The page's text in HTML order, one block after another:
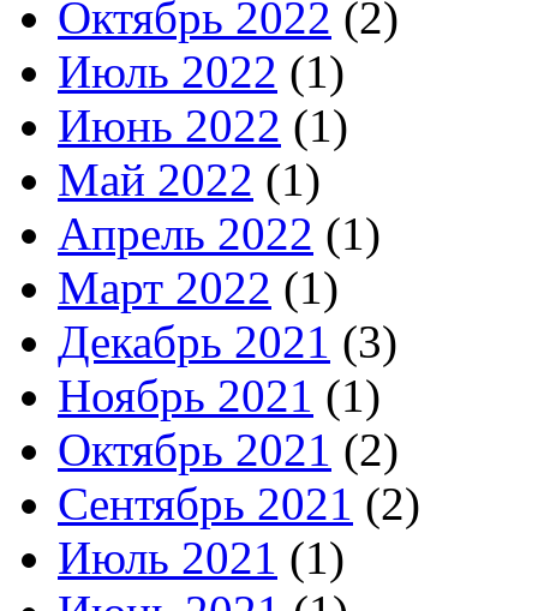
Октябрь 2022 (2)
Июль 2022 (1)
Июнь 2022 (1)
Май 2022 (1)
Апрель 2022 (1)
Март 2022 (1)
Декабрь 2021 (3)
Ноябрь 2021 (1)
Октябрь 2021 (2)
Сентябрь 2021 (2)
Июль 2021 (1)